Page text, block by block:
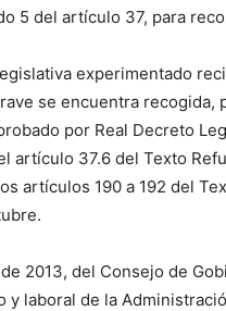
5 del artículo 37, para
experimentado
se encuentra
por Real Decreto
artículo 37.6 del Texto
artículos 190 a 192 del
2013, del Consejo de
laboral de la